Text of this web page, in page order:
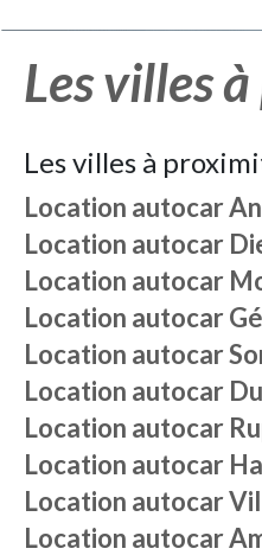
Les villes
Les villes à
Location autocar
Location autocar
Location autocar
Location autocar
Location autocar
Location autocar
Location autocar
Location autocar
Location autocar
Location autocar